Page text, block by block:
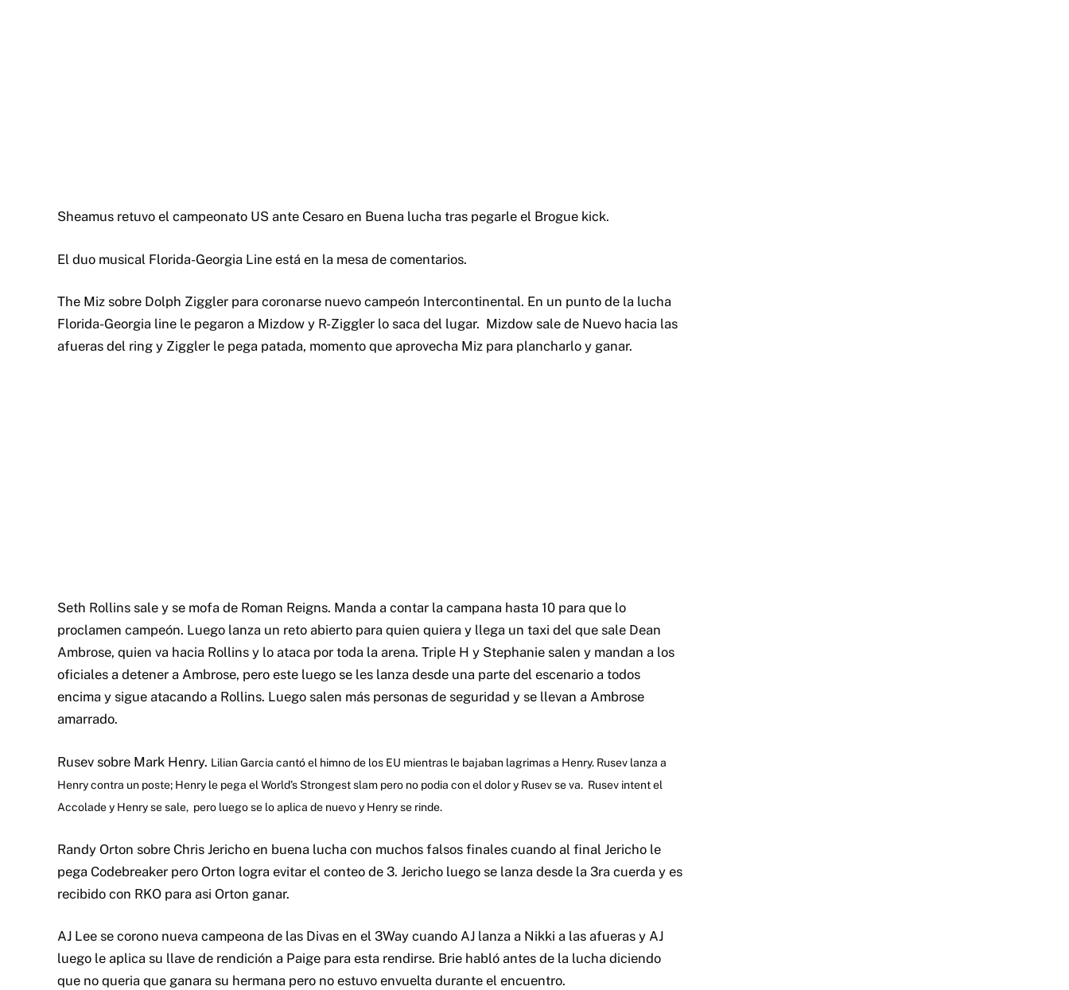
Sheamus retuvo el campeonato US ante Cesaro en Buena lucha tras pegarle el Brogue kick.
El duo musical Florida-Georgia Line está en la mesa de comentarios.
The Miz sobre Dolph Ziggler para coronarse nuevo campeón Intercontinental. En un punto de la lucha
Florida-Georgia line le pegaron a Mizdow y R-Ziggler lo saca del lugar. Mizdow sale de Nuevo hacia las
afueras del ring y Ziggler le pega patada, momento que aprovecha Miz para plancharlo y ganar.
Seth Rollins sale y se mofa de Roman Reigns. Manda a contar la campana hasta 10 para que lo
proclamen campeón. Luego lanza un reto abierto para quien quiera y llega un taxi del que sale Dean
Ambrose, quien va hacia Rollins y lo ataca por toda la arena. Triple H y Stephanie salen y mandan a los
oficiales a detener a Ambrose, pero este luego se les lanza desde una parte del escenario a todos
encima y sigue atacando a Rollins. Luego salen más personas de seguridad y se llevan a Ambrose
amarrado.
Rusev sobre Mark Henry. Lilian Garcia cantó el himno de los EU mientras le bajaban lagrimas a Henry. Rusev lanza a
Henry contra un poste; Henry le pega el World’s Strongest slam pero no podia con el dolor y Rusev se va. Rusev intent el
Accolade y Henry se sale, pero luego se lo aplica de nuevo y Henry se rinde.
Randy Orton sobre Chris Jericho en buena lucha con muchos falsos finales cuando al final Jericho le
pega Codebreaker pero Orton logra evitar el conteo de 3. Jericho luego se lanza desde la 3ra cuerda y es
recibido con RKO para asi Orton ganar.
AJ Lee se corono nueva campeona de las Divas en el 3Way cuando AJ lanza a Nikki a las afueras y AJ
luego le aplica su llave de rendición a Paige para esta rendirse. Brie habló antes de la lucha diciendo
que no queria que ganara su hermana pero no estuvo envuelta durante el encuentro.